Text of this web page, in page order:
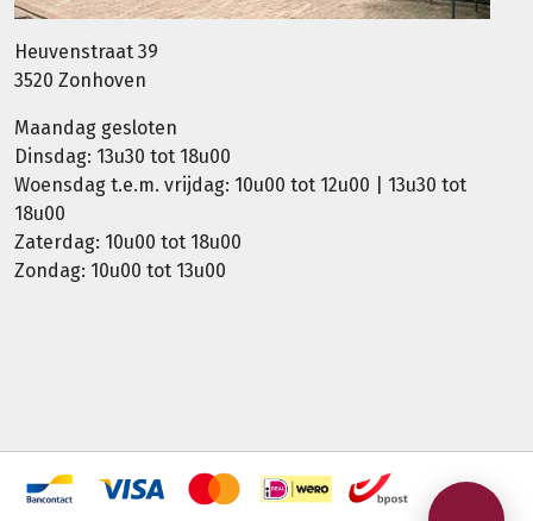
Heuvenstraat 39
3520 Zonhoven
Maandag gesloten
Dinsdag: 13u30 tot 18u00
Woensdag t.e.m. vrijdag: 10u00 tot 12u00 | 13u30 tot
18u00
Zaterdag: 10u00 tot 18u00
Zondag: 10u00 tot 13u00